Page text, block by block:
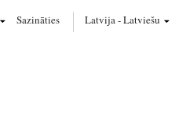
Sazināties Latvija-Latviešu